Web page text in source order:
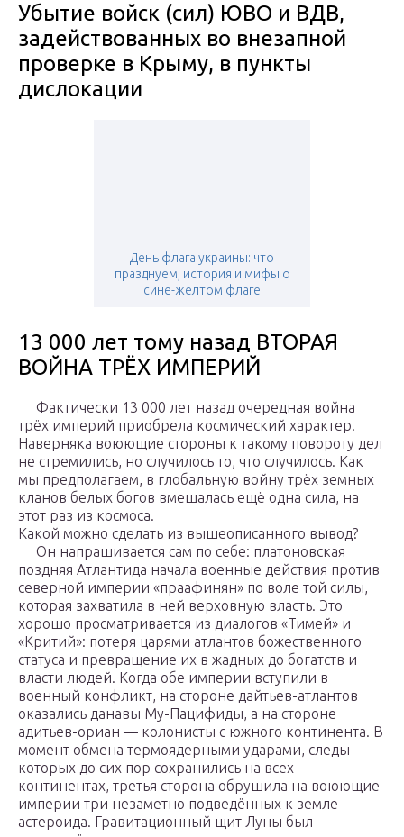
Убытие войск (сил) ЮВО и ВДВ,
задействованных во внезапной
проверке в Крыму, в пункты
дислокации
День флага украины: что
празднуем, история и мифы о
сине-желтом флаге
13 000 лет тому назад ВТОРАЯ
ВОЙНА ТРЁХ ИМПЕРИЙ
Фактически 13 000 лет назад очередная война
трёх империй приобрела космический характер.
Наверняка воюющие стороны к такому повороту дел
не стремились, но случилось то, что случилось. Как
мы предполагаем, в глобальную войну трёх земных
кланов белых богов вмешалась ещё одна сила, на
этот раз из космоса.
Какой можно сделать из вышеописанного вывод?
Он напрашивается сам по себе: платоновская
поздняя Атлантида начала военные действия против
северной империи «праафинян» по воле той силы,
которая захватила в ней верховную власть. Это
хорошо просматривается из диалогов «Тимей» и
«Критий»: потеря царями атлантов божественного
статуса и превращение их в жадных до богатств и
власти людей. Когда обе империи вступили в
военный конфликт, на стороне дайтьев-атлантов
оказались данавы Му-Пацифиды, а на стороне
адитьев-ориан — колонисты с южного континента. В
момент обмена термоядерными ударами, следы
которых до сих пор сохранились на всех
континентах, третья сторона обрушила на воюющие
империи три незаметно подведённых к земле
астероида. Гравитационный щит Луны был